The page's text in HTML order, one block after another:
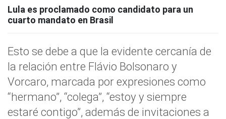
Lula es proclamado como candidato para un
cuarto mandato en Brasil
Esto se debe a que la evidente cercanía de
la relación entre Flávio Bolsonaro y
Vorcaro, marcada por expresiones como
“hermano”, “colega”, “estoy y siempre
estaré contigo”, además de invitaciones a